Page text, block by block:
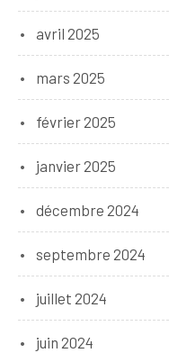
avril 2025
mars 2025
février 2025
janvier 2025
décembre 2024
septembre 2024
juillet 2024
juin 2024